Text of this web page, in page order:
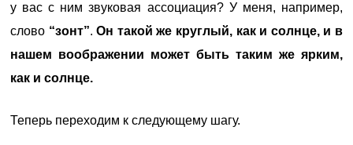
у вас с ним звуковая ассоциация? У меня, например,
слово “зонт”.Он такой же круглый, как и солнце, и в
нашем воображении может быть таким же ярким,
как и солнце.
Теперь переходим к следующему шагу.